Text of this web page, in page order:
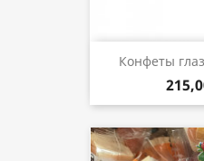
Конфеты